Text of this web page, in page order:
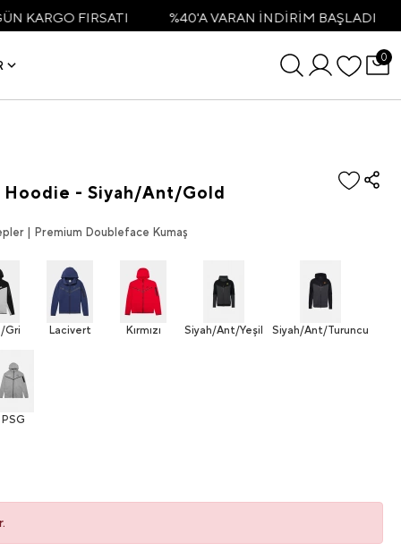
FIRSATI %40'A VARAN İNDİRİM BAŞLADI
0
- Siyah/Ant/Gold
| Premium Doubleface Kumaş
Gri Lacivert Kırmızı Siyah/Ant/Yeşil Siyah/Ant/Turuncu
PSG